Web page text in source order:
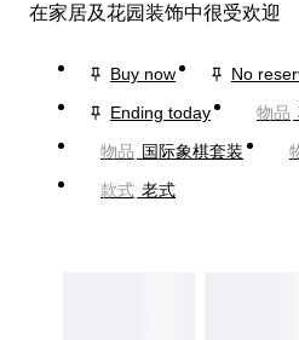
在家居及花园装饰中很受欢迎
Buy now
No
Ending today
物品
物品 国际象棋套装
款式 老式